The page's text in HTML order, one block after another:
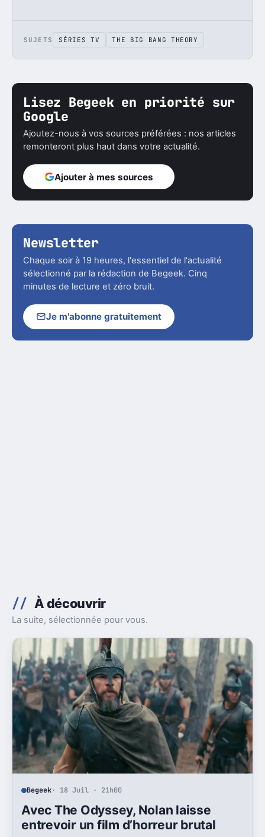
SUJETS SÉRIES TV THE BIG BANG THEORY
Lisez Begeek en priorité sur
Google
Ajoutez-nous à vos sources préférées : nos articles
remonteront plus haut dans votre actualité.
Ajouter à mes sources
Newsletter
Chaque soir à 19 heures, l'essentiel de l'actualité
sélectionné par la rédaction de Begeek. Cinq
minutes de lecture et zéro bruit.
Je m'abonne gratuitement
À découvrir
La suite, sélectionnée pour vous.
Begeek· 18 Juil · 21h00
Avec The Odyssey, Nolan laisse
entrevoir un film d’horreur brutal